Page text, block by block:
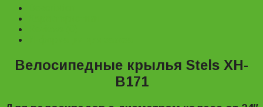
Велосипедные крылья Stels XH-
B171